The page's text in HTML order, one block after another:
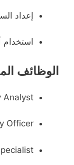
إعداد
استخدام
الوظائف
Analyst
Officer